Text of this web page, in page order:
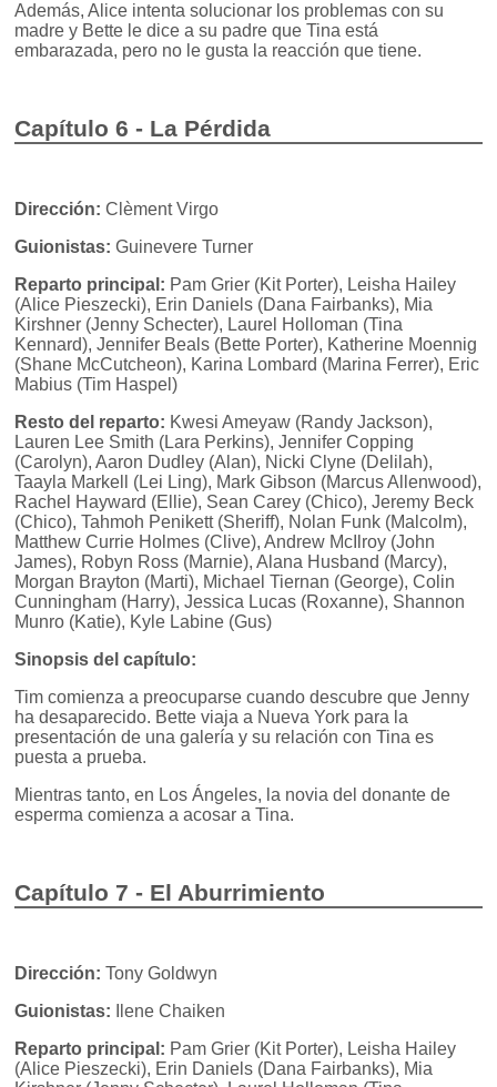
Además, Alice intenta solucionar los problemas con su
madre y Bette le dice a su padre que Tina está
embarazada, pero no le gusta la reacción que tiene.
Capítulo 6 - La Pérdida
Dirección: Clèment Virgo
Guionistas: Guinevere Turner
Reparto principal: Pam Grier (Kit Porter), Leisha Hailey
(Alice Pieszecki), Erin Daniels (Dana Fairbanks), Mia
Kirshner (Jenny Schecter), Laurel Holloman (Tina
Kennard), Jennifer Beals (Bette Porter), Katherine Moennig
(Shane McCutcheon), Karina Lombard (Marina Ferrer), Eric
Mabius (Tim Haspel)
Resto del reparto: Kwesi Ameyaw (Randy Jackson),
Lauren Lee Smith (Lara Perkins), Jennifer Copping
(Carolyn), Aaron Dudley (Alan), Nicki Clyne (Delilah),
Taayla Markell (Lei Ling), Mark Gibson (Marcus Allenwood),
Rachel Hayward (Ellie), Sean Carey (Chico), Jeremy Beck
(Chico), Tahmoh Penikett (Sheriff), Nolan Funk (Malcolm),
Matthew Currie Holmes (Clive), Andrew McIlroy (John
James), Robyn Ross (Marnie), Alana Husband (Marcy),
Morgan Brayton (Marti), Michael Tiernan (George), Colin
Cunningham (Harry), Jessica Lucas (Roxanne), Shannon
Munro (Katie), Kyle Labine (Gus)
Sinopsis del capítulo:
Tim comienza a preocuparse cuando descubre que Jenny
ha desaparecido. Bette viaja a Nueva York para la
presentación de una galería y su relación con Tina es
puesta a prueba.
Mientras tanto, en Los Ángeles, la novia del donante de
esperma comienza a acosar a Tina.
Capítulo 7 - El Aburrimiento
Dirección: Tony Goldwyn
Guionistas: Ilene Chaiken
Reparto principal: Pam Grier (Kit Porter), Leisha Hailey
(Alice Pieszecki), Erin Daniels (Dana Fairbanks), Mia